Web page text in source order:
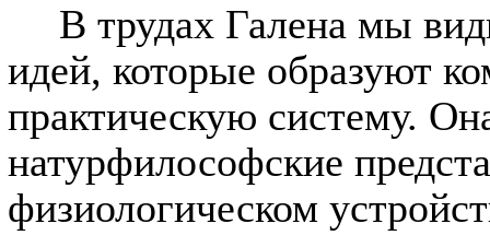
В трудах Галена мы
идей, которые образуют
практическую систему.
натурфилософские
физиологическом